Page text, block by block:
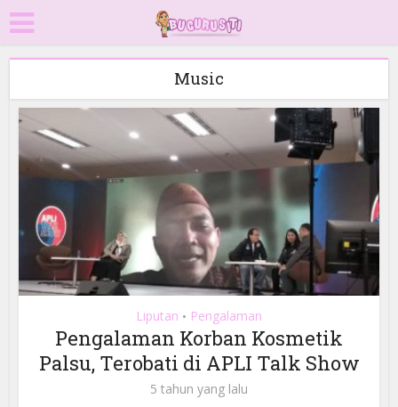
Music
Liputan • Pengalaman
Pengalaman Korban Kosmetik
Palsu, Terobati di APLI Talk Show
5 tahun yang lalu